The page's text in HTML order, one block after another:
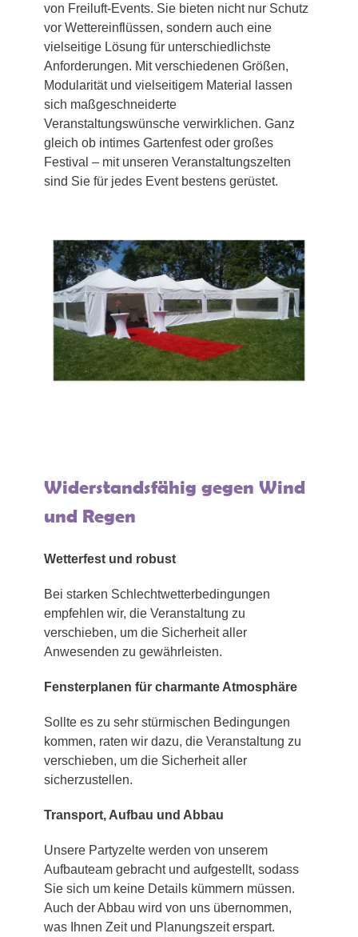
von Freiluft-Events. Sie bieten nicht nur Schutz
vor Wettereinflüssen, sondern auch eine
vielseitige Lösung für unterschiedlichste
Anforderungen. Mit verschiedenen Größen,
Modularität und vielseitigem Material lassen
sich maßgeschneiderte
Veranstaltungswünsche verwirklichen. Ganz
gleich ob intimes Gartenfest oder großes
Festival – mit unseren Veranstaltungszelten
sind Sie für jedes Event bestens gerüstet.
Widerstandsfähig gegen Wind
und Regen
Wetterfest und robust
Bei starken Schlechtwetterbedingungen
empfehlen wir, die Veranstaltung zu
verschieben, um die Sicherheit aller
Anwesenden zu gewährleisten.
Fensterplanen für charmante Atmosphäre
Sollte es zu sehr stürmischen Bedingungen
kommen, raten wir dazu, die Veranstaltung zu
verschieben, um die Sicherheit aller
sicherzustellen.
Transport, Aufbau und Abbau
Unsere Partyzelte werden von unserem
Aufbauteam gebracht und aufgestellt, sodass
Sie sich um keine Details kümmern müssen.
Auch der Abbau wird von uns übernommen,
was Ihnen Zeit und Planungszeit erspart.